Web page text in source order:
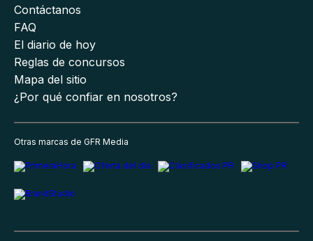
Contáctanos
FAQ
El diario de hoy
Reglas de concursos
Mapa del sitio
¿Por qué confiar en nosotros?
Otras marcas de GFR Media